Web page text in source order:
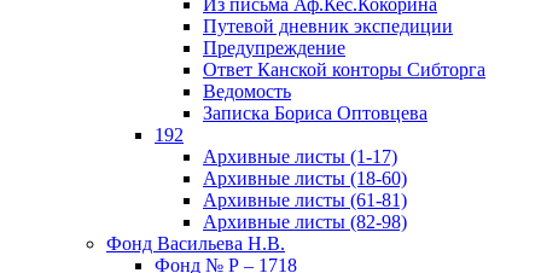
Из письма Аф.Кес.Кокорина
Путевой дневник экспедиции
Предупреждение
Ответ Канской конторы Сибторга
Ведомость
Записка Бориса Оптовцева
192
Архивные листы (1-17)
Архивные листы (18-60)
Архивные листы (61-81)
Архивные листы (82-98)
Фонд Васильева Н.В.
Фонд № Р – 1718